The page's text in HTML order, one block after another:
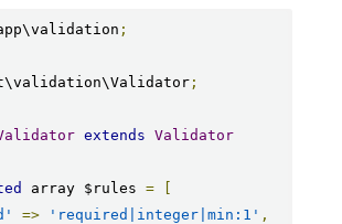
;
;
extends Validator
array $rules =
=> 'required|integer|min:1' ,